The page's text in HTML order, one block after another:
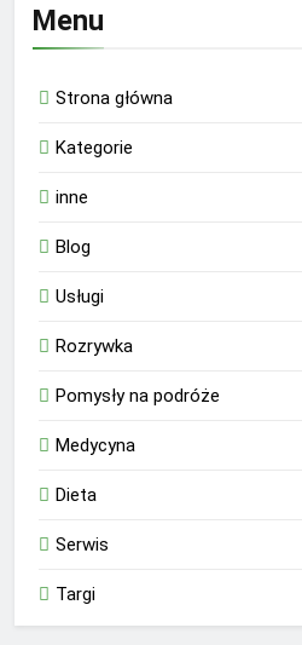
Menu
Strona główna
Kategorie
inne
Blog
Usługi
Rozrywka
Pomysły na podróże
Medycyna
Dieta
Serwis
Targi